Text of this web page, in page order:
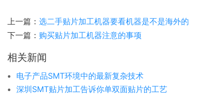
上一篇： 选二手贴片加工机器要看机器是不是海外的
下一篇： 购买贴片加工机器注意的事项
相关新闻
电子产品SMT环境中的最新复杂技术
深圳SMT贴片加工告诉你单双面贴片的工艺